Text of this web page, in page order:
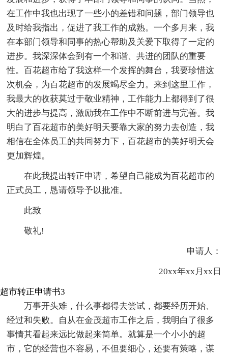
在工作中我也出现了一些小的差错和问题，部门领导也
及时给我指出，促进了我工作的成熟。一个多月来，我
在本部门领导和同事的热心帮助及关爱下取得了一定的
进步。我深深体会到有一个和谐、共进的团队的重要
性。百花超市给了我这样一个发挥的舞台，我要珍惜这
次机会，为百花超市的发展竭尽全力。来到这里工作，
我最大的收获莫过于敬业精神，工作能力上都得到了很
大的进步与提高，激励我在工作中不断前进与完善。我
明白了百花超市的美好明天要靠大家的努力去创造，我
相信在全体员工的共同努力下，百花超市的美好明天会
更加辉煌。
在此我提出转正申请，希望自己能成为百花超市的
正式员工，恳请领导予以批准。
此致
敬礼!
申请人：
20xx年xx月xx日
超市转正申请书3
万事开头难，什么事都得去尝试，都要经历开始、
经过和失败。自从在金茂超市工作之后，我明白了很多
事情其看起来远比做起来简单。就算是一个小小的超
市，它的经营也不容易，不但要细心，还要有策略，谋